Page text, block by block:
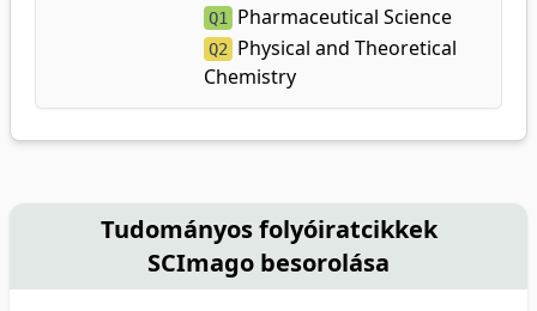
Q1 Pharmaceutical Science
Q2
Physical and Theoretical
Chemistry
Tudományos folyóiratcikkek
SCImago besorolása